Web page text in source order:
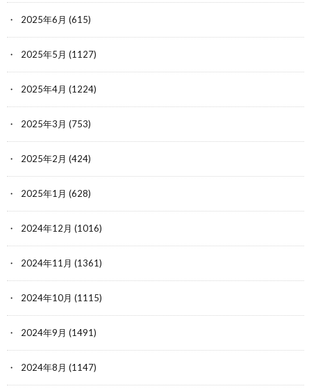
2025年6月 (615)
2025年5月 (1127)
2025年4月 (1224)
2025年3月 (753)
2025年2月 (424)
2025年1月 (628)
2024年12月 (1016)
2024年11月 (1361)
2024年10月 (1115)
2024年9月 (1491)
2024年8月 (1147)